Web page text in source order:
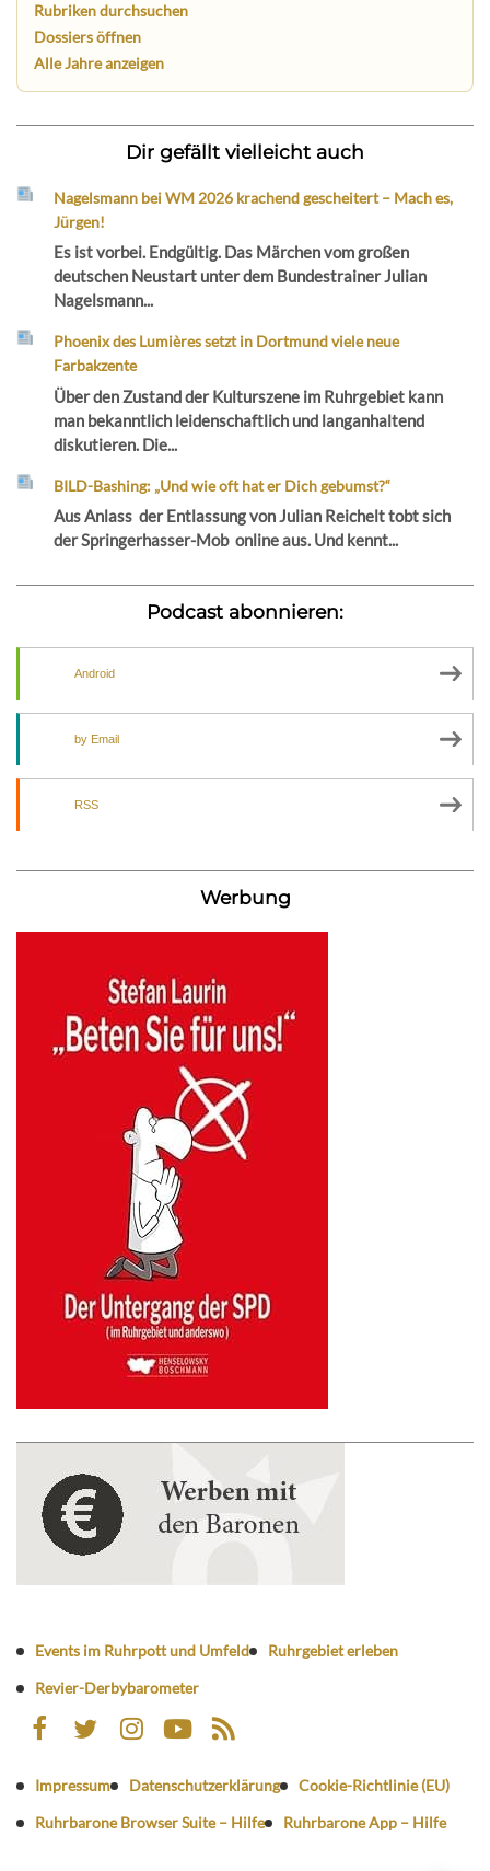
Rubriken durchsuchen
Dossiers öffnen
Alle Jahre anzeigen
Dir gefällt vielleicht auch
Nagelsmann bei WM 2026 krachend gescheitert – Mach es,
Jürgen!
Es ist vorbei. Endgültig. Das Märchen vom großen
deutschen Neustart unter dem Bundestrainer Julian
Nagelsmann...
Phoenix des Lumières setzt in Dortmund viele neue
Farbakzente
Über den Zustand der Kulturszene im Ruhrgebiet kann
man bekanntlich leidenschaftlich und langanhaltend
diskutieren. Die...
BILD-Bashing: „Und wie oft hat er Dich gebumst?“
Aus Anlass der Entlassung von Julian Reichelt tobt sich
der Springerhasser-Mob online aus. Und kennt...
Podcast abonnieren:
Android
by Email
RSS
Werbung
Events im Ruhrpott und Umfeld
Ruhrgebiet erleben
Revier-Derbybarometer
Impressum Datenschutzerklärung
Cookie-Richtlinie (EU)
Ruhrbarone Browser Suite – Hilfe
Ruhrbarone App – Hilfe